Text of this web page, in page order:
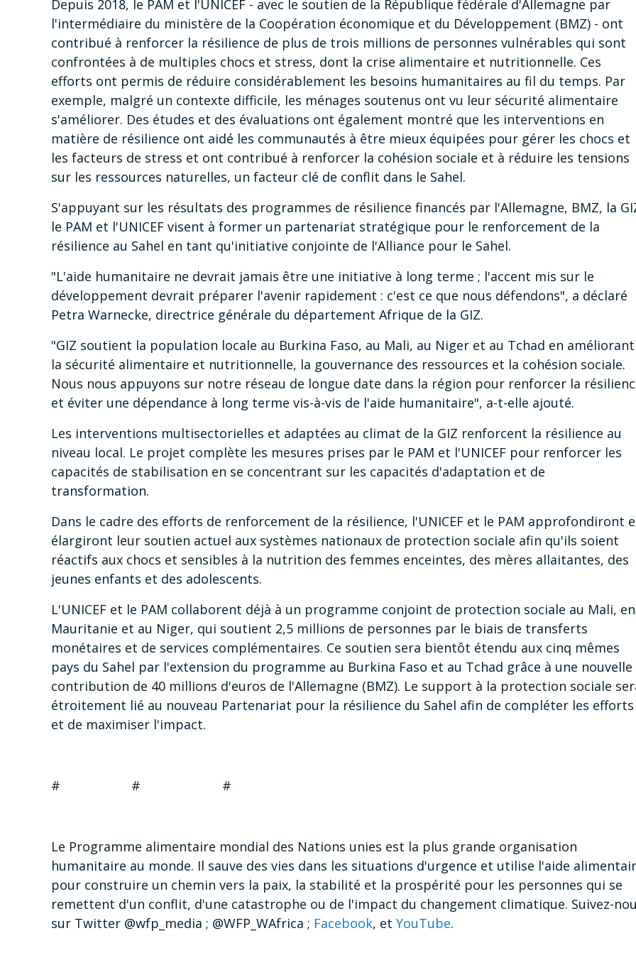
Depuis 2018, le PAM et l'UNICEF - avec le soutien de la République fédérale d'Allemagne par
l'intermédiaire du ministère de la Coopération économique et du Développement (BMZ) - ont
contribué à renforcer la résilience de plus de trois millions de personnes vulnérables qui sont
confrontées à de multiples chocs et stress, dont la crise alimentaire et nutritionnelle. Ces
efforts ont permis de réduire considérablement les besoins humanitaires au fil du temps. Par
exemple, malgré un contexte difficile, les ménages soutenus ont vu leur sécurité alimentaire
s'améliorer. Des études et des évaluations ont également montré que les interventions en
matière de résilience ont aidé les communautés à être mieux équipées pour gérer les chocs et
les facteurs de stress et ont contribué à renforcer la cohésion sociale et à réduire les tensions
sur les ressources naturelles, un facteur clé de conflit dans le Sahel.
S'appuyant sur les résultats des programmes de résilience financés par l'Allemagne, BMZ, la
le PAM et l'UNICEF visent à former un partenariat stratégique pour le renforcement de la
résilience au Sahel en tant qu'initiative conjointe de l'Alliance pour le Sahel.
"L'aide humanitaire ne devrait jamais être une initiative à long terme ; l'accent mis sur le
développement devrait préparer l'avenir rapidement : c'est ce que nous défendons", a déclaré
Petra Warnecke, directrice générale du département Afrique de la GIZ.
"GIZ soutient la population locale au Burkina Faso, au Mali, au Niger et au Tchad en améliorant
la sécurité alimentaire et nutritionnelle, la gouvernance des ressources et la cohésion sociale.
Nous nous appuyons sur notre réseau de longue date dans la région pour renforcer la
et éviter une dépendance à long terme vis-à-vis de l'aide humanitaire", a-t-elle ajouté.
Les interventions multisectorielles et adaptées au climat de la GIZ renforcent la résilience au
niveau local. Le projet complète les mesures prises par le PAM et l'UNICEF pour renforcer les
capacités de stabilisation en se concentrant sur les capacités d'adaptation et de
transformation.
Dans le cadre des efforts de renforcement de la résilience, l'UNICEF et le PAM approfondiront
élargiront leur soutien actuel aux systèmes nationaux de protection sociale afin qu'ils soient
réactifs aux chocs et sensibles à la nutrition des femmes enceintes, des mères allaitantes, des
jeunes enfants et des adolescents.
L'UNICEF et le PAM collaborent déjà à un programme conjoint de protection sociale au Mali, en
Mauritanie et au Niger, qui soutient 2,5 millions de personnes par le biais de transferts
monétaires et de services complémentaires. Ce soutien sera bientôt étendu aux cinq mêmes
pays du Sahel par l'extension du programme au Burkina Faso et au Tchad grâce à une nouvelle
contribution de 40 millions d'euros de l'Allemagne (BMZ). Le support à la protection sociale
étroitement lié au nouveau Partenariat pour la résilience du Sahel afin de compléter les efforts
et de maximiser l'impact.
# # #
Le Programme alimentaire mondial des Nations unies est la plus grande organisation
humanitaire au monde. Il sauve des vies dans les situations d'urgence et utilise l'aide
pour construire un chemin vers la paix, la stabilité et la prospérité pour les personnes qui se
remettent d'un conflit, d'une catastrophe ou de l'impact du changement climatique. Suivez-
sur Twitter @wfp_media ; @WFP_WAfrica ; Facebook, et YouTube.